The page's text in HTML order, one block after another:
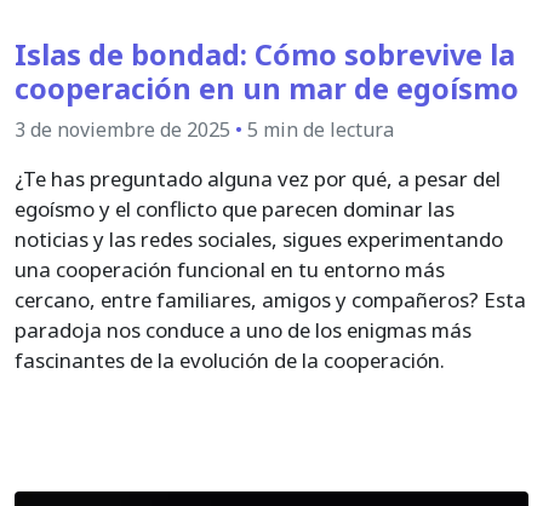
Islas de bondad: Cómo sobrevive la
cooperación en un mar de egoísmo
3 de noviembre de 2025 • 5 min de lectura
¿Te has preguntado alguna vez por qué, a pesar del
egoísmo y el conflicto que parecen dominar las
noticias y las redes sociales, sigues experimentando
una cooperación funcional en tu entorno más
cercano, entre familiares, amigos y compañeros? Esta
paradoja nos conduce a uno de los enigmas más
fascinantes de la evolución de la cooperación.